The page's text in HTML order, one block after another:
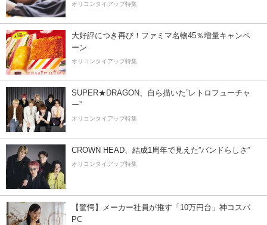
オリコンタイアップ特集
大好評につき再び！ファミマ名物45％増量キャンペ
ーン
オリコンタイアップ特集
SUPER★DRAGON、自ら描いた”レトロフューチャ
ー”
オリコンタイアップ特集
CROWN HEAD、結成1周年で見えた”バンドらしさ”
オリコンタイアップ特集
【驚愕】メーカー社員が推す「10万円台」神コスパ
PC